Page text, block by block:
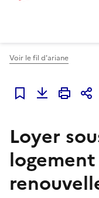
Voir le fil d'ariane
Ajouter à mes
Loyer